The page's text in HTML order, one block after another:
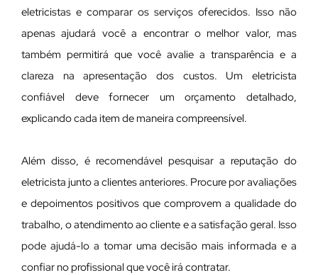
eletricistas e comparar os serviços oferecidos. Isso não
apenas ajudará você a encontrar o melhor valor, mas
também permitirá que você avalie a transparência e a
clareza na apresentação dos custos. Um eletricista
confiável deve fornecer um orçamento detalhado,
explicando cada item de maneira compreensível.
Além disso, é recomendável pesquisar a reputação do
eletricista junto a clientes anteriores. Procure por avaliações
e depoimentos positivos que comprovem a qualidade do
trabalho, o atendimento ao cliente e a satisfação geral. Isso
pode ajudá-lo a tomar uma decisão mais informada e a
confiar no profissional que você irá contratar.